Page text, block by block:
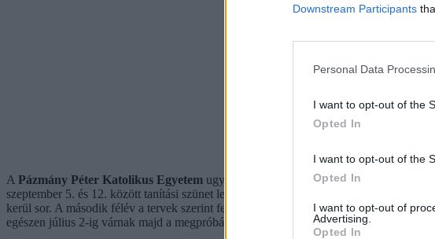
Downstream Participants
Personal Data
I want to opt-out of the
Opted In
I want to opt-out of the
Opted In
I want to opt-out of
Advertising.
Opted In
A Pázmány Péter Katolikus Egyetem ugyancsak szeptember 6-át tűzte ki a
szeptember 5. és 12. között tanítási szünet lesz, illetve október 25-től október 29-ig
kerül sor. A második félév a tervek szerint február 7-én kezdődik és május 21-ig tart.
egészen július 2-ig várnak majd a megpróbáltatások.